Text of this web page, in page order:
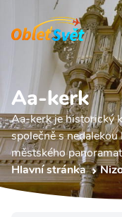
Aa-kerk
Aa-kerk je historický
společně s
městského
Hlavní stránka